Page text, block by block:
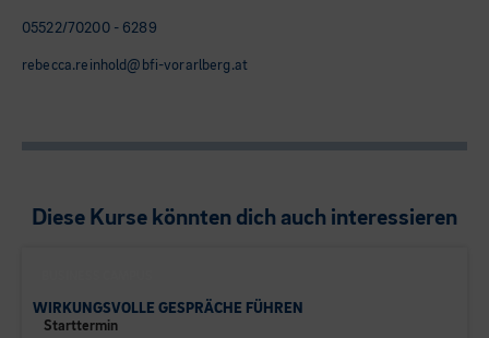
05522/70200 - 6289
rebecca.reinhold@bfi-vorarlberg.at
Diese Kurse könnten dich auch interessieren
WIRKUNGSVOLLE GESPRÄCHE FÜHREN
Starttermin